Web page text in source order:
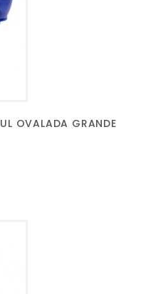
OVALADA GRANDE